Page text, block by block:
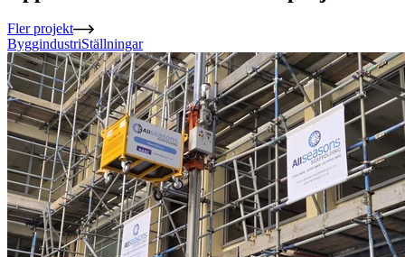
Fler projekt
ByggindustriStällningar